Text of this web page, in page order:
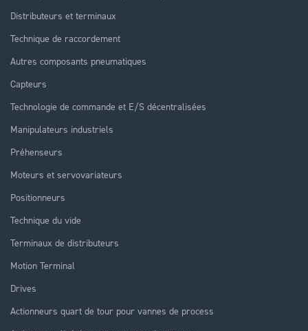
Distributeurs et terminaux
Technique de raccordement
Autres composants pneumatiques
Capteurs
Technologie de commande et E/S décentralisées
Manipulateurs industriels
Préhenseurs
Moteurs et servovariateurs
Positionneurs
Technique du vide
Terminaux de distributeurs
Motion Terminal
Drives
Actionneurs quart de tour pour vannes de process